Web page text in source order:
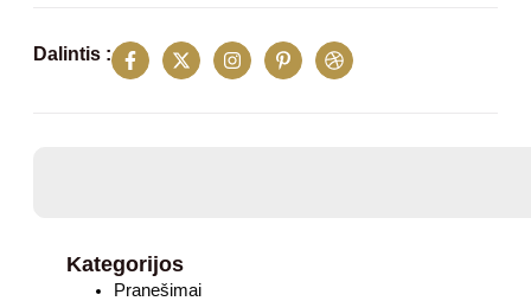
Kategorijos
Pranešimai
Dalintis :